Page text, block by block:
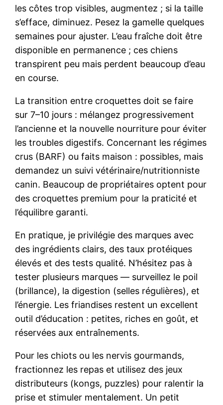
les côtes trop visibles, augmentez ; si la taille
s’efface, diminuez. Pesez la gamelle quelques
semaines pour ajuster. L’eau fraîche doit être
disponible en permanence ; ces chiens
transpirent peu mais perdent beaucoup d’eau
en course.
La transition entre croquettes doit se faire
sur 7–10 jours : mélangez progressivement
l’ancienne et la nouvelle nourriture pour éviter
les troubles digestifs. Concernant les régimes
crus (BARF) ou faits maison : possibles, mais
demandez un suivi vétérinaire/nutritionniste
canin. Beaucoup de propriétaires optent pour
des croquettes premium pour la praticité et
l’équilibre garanti.
En pratique, je privilégie des marques avec
des ingrédients clairs, des taux protéiques
élevés et des tests qualité. N’hésitez pas à
tester plusieurs marques — surveillez le poil
(brillance), la digestion (selles régulières), et
l’énergie. Les friandises restent un excellent
outil d’éducation : petites, riches en goût, et
réservées aux entraînements.
Pour les chiots ou les nervis gourmands,
fractionnez les repas et utilisez des jeux
distributeurs (kongs, puzzles) pour ralentir la
prise et stimuler mentalement. Un petit